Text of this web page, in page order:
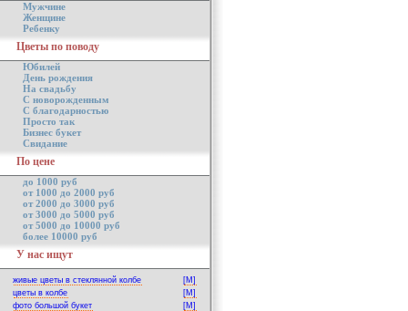
Мужчине
Женщине
Ребенку
Цветы по поводу
Юбилей
День рождения
На свадьбу
С новорожденным
С благодарностью
Просто так
Бизнес букет
Свидание
По цене
до 1000 руб
от 1000 до 2000 руб
от 2000 до 3000 руб
от 3000 до 5000 руб
от 5000 до 10000 руб
более 10000 руб
У нас ищут
живые цветы в стеклянной колбе
[M]
цветы в колбе
[M]
фото большой букет
[M]